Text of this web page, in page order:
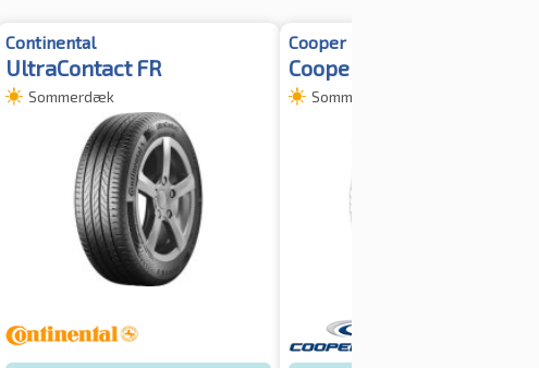
Continental
UltraContact FR
Sommerdæk
Cooper
Cooper Summer TL FP EVR
Sommerdæk